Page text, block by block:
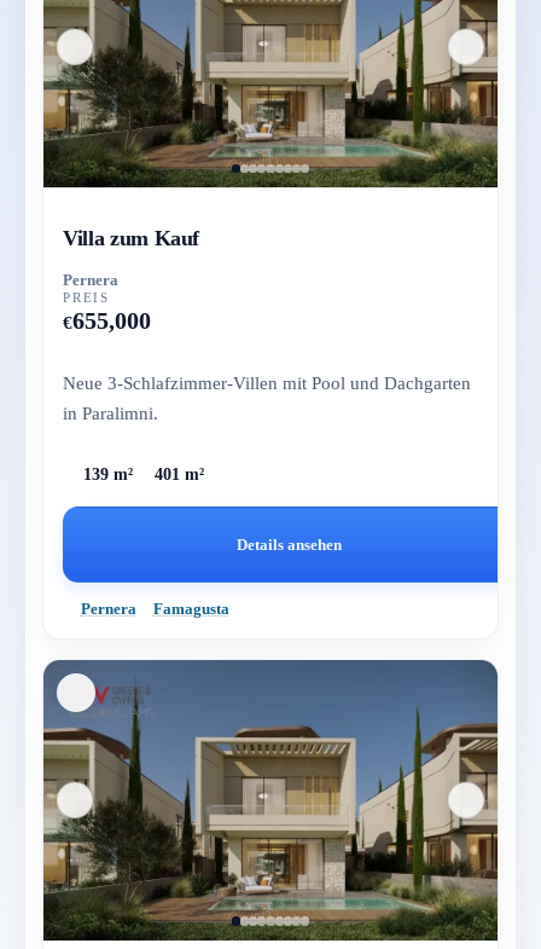
Villa zum Kauf
Pernera
PREIS
€655,000
Neue 3-Schlafzimmer-Villen mit Pool und Dachgarten
in Paralimni.
139 m² 401 m²
Details ansehen
Pernera Famagusta